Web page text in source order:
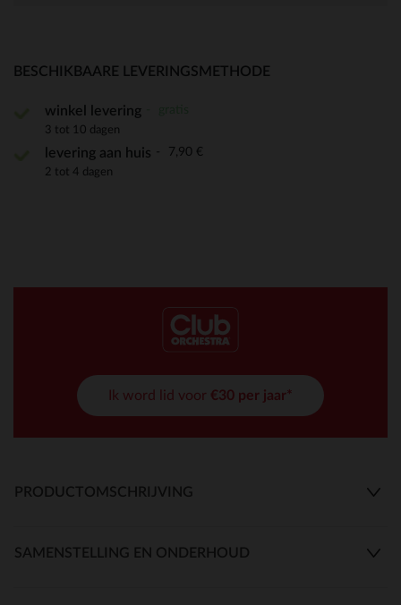
BESCHIKBAARE LEVERINGSMETHODE
winkel levering
3 tot 10 dagen
levering aan huis 7,90 €
2 tot 4 dagen
Ik word lid voor €30 per jaar*
PRODUCTOMSCHRIJVING
SAMENSTELLING EN ONDERHOUD